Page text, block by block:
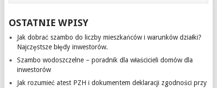
OSTATNIE WPISY
Jak dobrać szambo do liczby mieszkańców i warunków działki?
Najczęstsze błędy inwestorów.
Szambo wodoszczelne – poradnik dla właścicieli domów dla
inwestorów
Jak rozumieć atest PZH i dokumentem deklaracji zgodności przy